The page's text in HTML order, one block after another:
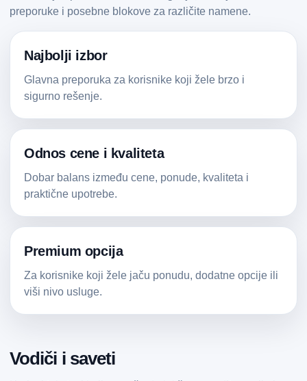
preporuke i posebne blokove za različite namene.
Najbolji izbor
Glavna preporuka za korisnike koji žele brzo i
sigurno rešenje.
Odnos cene i kvaliteta
Dobar balans između cene, ponude, kvaliteta i
praktične upotrebe.
Premium opcija
Za korisnike koji žele jaču ponudu, dodatne opcije ili
viši nivo usluge.
Vodiči i saveti